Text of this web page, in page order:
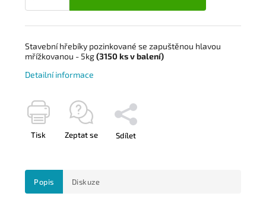
Stavební hřebíky pozinkované se zapuštěnou hlavou
mřížkovanou - 5kg(3150ksv balení)
Detailní informace
Tisk Zeptat se Sdílet
Popis Diskuze